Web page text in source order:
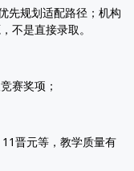
先规划适配路径；机构
不是直接录取。​
赛奖项；​
晋元等，教学质量有